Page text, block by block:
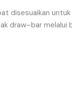
disesuaikan untuk
draw–bar melalui